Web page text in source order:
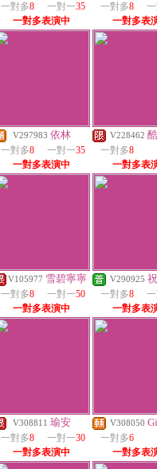
一對多8 一對一35
一對多表演中
一對多8
一對多表
V297983 依林
一對多8 一對一35
一對多表演中
V228462
一對多8
一對多表
V105977 雪碧寧寧
一對多8 一對一50
一對多表演中
V290925
一對多8
一對多表
V308811 瑜安
一對多8 一對一30
一對多表演中
V308050
一對多6
一對多表